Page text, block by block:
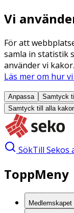
Vi
För att
samla in statistik
använder vi kakor.
Läs mer om hur
Anpassa Samtyck
Samtyck till alla kakor
SökTill Sekos
ToppMeny
Medlemskapet